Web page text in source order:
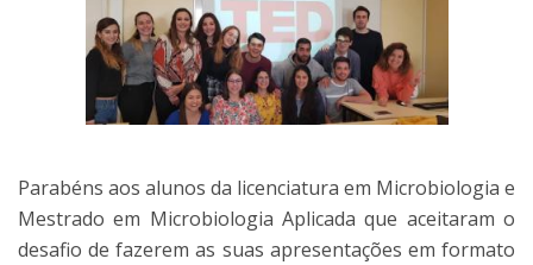
Parabéns aos alunos da licenciatura em Microbiologia e
Mestrado em Microbiologia Aplicada que aceitaram o
desafio de fazerem as suas apresentações em formato